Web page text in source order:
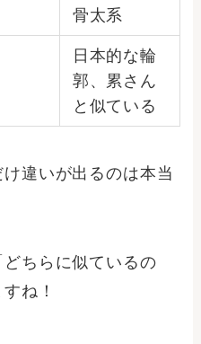
骨太系
日本的な輪
郭、累さん
と似ている
違いが出るのは本当
ちらに似ているの
ね！